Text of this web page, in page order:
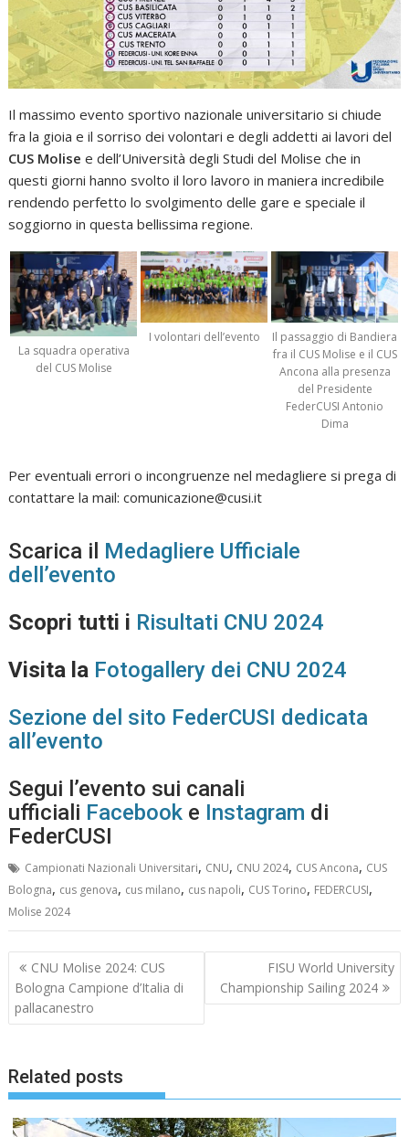
Il massimo evento sportivo nazionale universitario si chiude
fra la gioia e il sorriso dei volontari e degli addetti ai lavori del
CUS Molise e dell’Università degli Studi del Molise che in
questi giorni hanno svolto il loro lavoro in maniera incredibile
rendendo perfetto lo svolgimento delle gare e speciale il
soggiorno in questa bellissima regione.
La squadra operativa
del CUS Molise
I volontari dell’evento
Il passaggio di Bandiera
fra il CUS Molise e il CUS
Ancona alla presenza
del Presidente
FederCUSI Antonio
Dima
Per eventuali errori o incongruenze nel medagliere si prega di
contattare la mail:comunicazione@cusi.it
Scarica il Medagliere Ufficiale
dell’evento
Scopri tutti i Risultati CNU 2024
Visita la Fotogallery dei CNU 2024
Sezione del sito FederCUSI dedicata
all’evento
Segui l’evento sui canali
ufficiali Facebook e Instagram di
FederCUSI
Campionati Nazionali Universitari, CNU, CNU 2024, CUS Ancona, CUS
Bologna, cus genova, cus milano, cus napoli, CUS Torino, FEDERCUSI,
Molise 2024
Navigazione
articoli
CNU Molise 2024: CUS
Bologna Campione d’Italia di
pallacanestro
FISU World University
Championship Sailing 2024
Related posts